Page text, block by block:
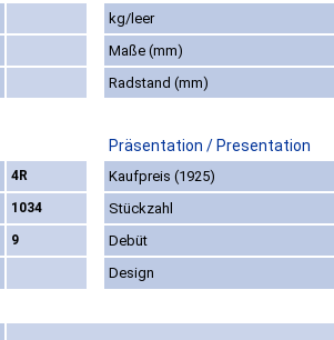
kg/leer
Maße (mm)
Radstand (mm)
Präsentation / Presentation
4R
Kaufpreis (1925)
1034
Stückzahl
9
Debüt
Design